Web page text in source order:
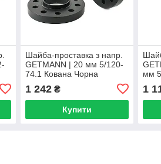
Шайба-проставка з напр.
GETMANN | 20 мм 5/120-
74.1 Кована Чорна
1 242₴
Купити
мм
1